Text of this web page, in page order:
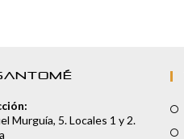
Murguía, 5. Locales 1 y 2.